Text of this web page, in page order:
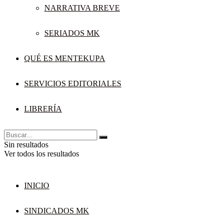
NARRATIVA BREVE
SERIADOS MK
QUÉ ES MENTEKUPA
SERVICIOS EDITORIALES
LIBRERÍA
Sin resultados
Ver todos los resultados
INICIO
SINDICADOS MK